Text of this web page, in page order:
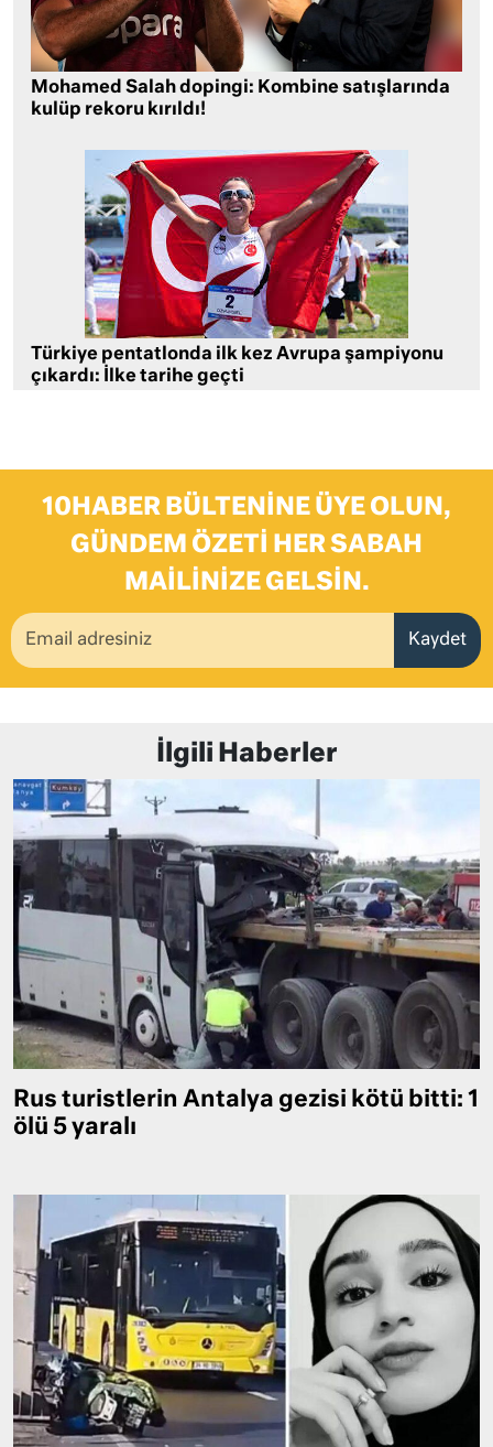
Mohamed Salah dopingi: Kombine satışlarında
kulüp rekoru kırıldı!
Türkiye pentatlonda ilk kez Avrupa şampiyonu
çıkardı: İlke tarihe geçti
10HABER BÜLTENINE ÜYE OLUN,
GÜNDEM ÖZETI HER SABAH
MAILINIZE GELSIN.
Kaydet
İlgili Haberler
Rus turistlerin Antalya gezisi kötü bitti: 1
ölü 5 yaralı